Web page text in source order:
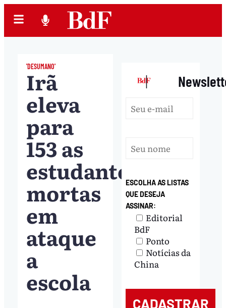
'DESUMANO'
Irã
eleva
para
153 as
estudantes
mortas
em
ataque
a
escola
|
ESCOLHA AS LISTAS
QUE DESEJA
ASSINAR:
Editorial
BdF
Ponto
Notícias da
China